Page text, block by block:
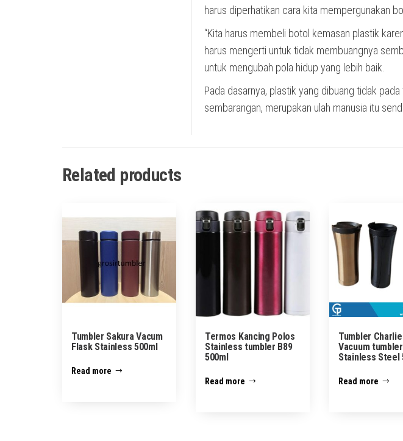
harus diperhatikan cara kita mempergunakan
“Kita harus membeli botol kemasan plastik
harus mengerti untuk tidak membuangnya
untuk mengubah pola hidup yang lebih baik.
Pada dasarnya, plastik yang dibuang tidak
sembarangan, merupakan ulah manusia itu
Related products
Tumbler Sakura Vacum
Flask Stainless 500ml
Read more
Termos Kancing Polos
Stainless tumbler B89
500ml
Read more
Tumbler Charlie
Vacuum tumbler
Stainless Steel
Read more